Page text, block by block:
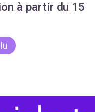
à partir du 15